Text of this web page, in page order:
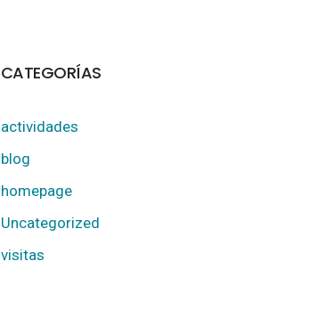
CATEGORÍAS
actividades
blog
homepage
Uncategorized
visitas